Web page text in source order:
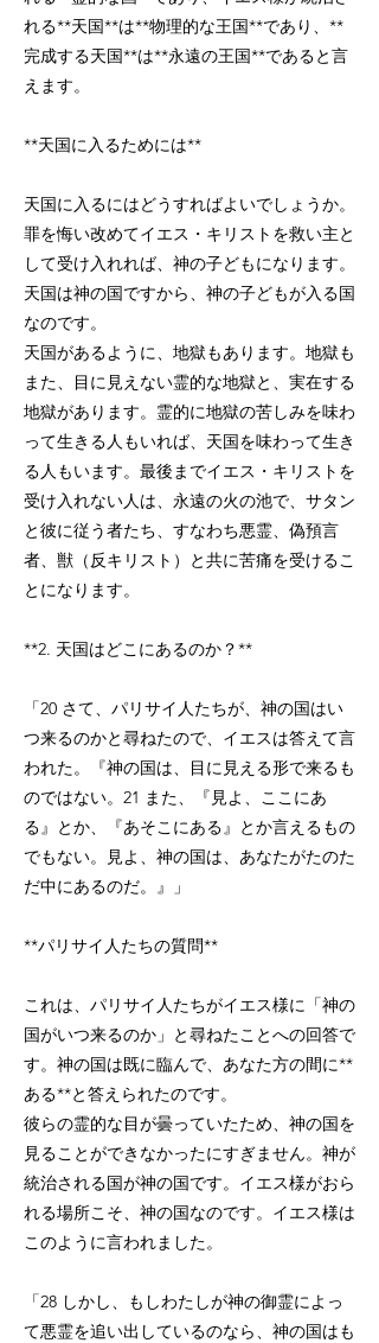
れる**天国**は**物理的な王国**であり、**
完成する天国**は**永遠の王国**であると言
えます。
**天国に入るためには**
天国に入るにはどうすればよいでしょうか。
罪を悔い改めてイエス・キリストを救い主と
して受け入れれば、神の子どもになります。
天国は神の国ですから、神の子どもが入る国
なのです。
天国があるように、地獄もあります。地獄も
また、目に見えない霊的な地獄と、実在する
地獄があります。霊的に地獄の苦しみを味わ
って生きる人もいれば、天国を味わって生き
る人もいます。最後までイエス・キリストを
受け入れない人は、永遠の火の池で、サタン
と彼に従う者たち、すなわち悪霊、偽預言
者、獣（反キリスト）と共に苦痛を受けるこ
とになります。
**2. 天国はどこにあるのか？**
「20 さて、パリサイ人たちが、神の国はい
つ来るのかと尋ねたので、イエスは答えて言
われた。『神の国は、目に見える形で来るも
のではない。21 また、『見よ、ここにあ
る』とか、『あそこにある』とか言えるもの
でもない。見よ、神の国は、あなたがたのた
だ中にあるのだ。』」
**パリサイ人たちの質問**
これは、パリサイ人たちがイエス様に「神の
国がいつ来るのか」と尋ねたことへの回答で
す。神の国は既に臨んで、あなた方の間に**
ある**と答えられたのです。
彼らの霊的な目が曇っていたため、神の国を
見ることができなかったにすぎません。神が
統治される国が神の国です。イエス様がおら
れる場所こそ、神の国なのです。イエス様は
このように言われました。
「28 しかし、もしわたしが神の御霊によっ
て悪霊を追い出しているのなら、神の国はも